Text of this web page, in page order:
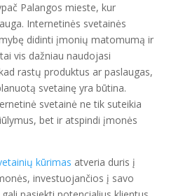
Palangos mieste, kur
Internetinės svetainės
didinti įmonių matomumą ir
vis dažniau naudojasi
rastų produktus ar paslaugas,
svetainę yra būtina.
svetainė ne tik suteikia
bet ir atspindi įmonės
kūrimas atveria duris į
investuojančios į savo